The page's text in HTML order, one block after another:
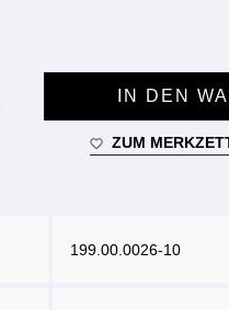
IN DEN
ZUM
199.00.0026-10